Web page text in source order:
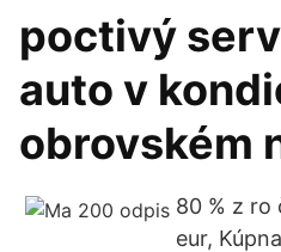
poctivý
auto v
obrovském
80 % z ro
eur,